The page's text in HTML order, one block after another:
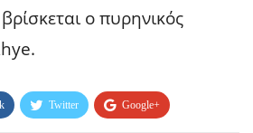
ο πυρηνικός
Twitter Google+